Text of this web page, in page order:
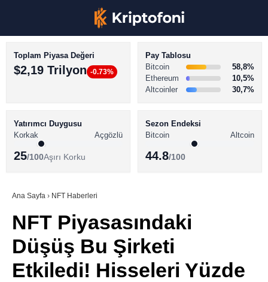
Youtube
BİTCOİN HABERLERİ
ALTCOİN HABERLERİ
SÖZLÜK
Toplam Piyasa Değeri
$2,19 Trilyon -0.73%
Pay Tablosu
Bitcoin
58,8%
Ethereum
10,5%
Altcoinler
30,7%
Yatırımcı Duygusu
Korkak
Açgözlü
25/100Aşırı Korku
Sezon Endeksi
Bitcoin
Altcoin
44.8/100
Ana Sayfa › NFT Haberleri
NFT Piyasasındaki
Düşüş Bu Şirketi
Etkiledi! Hisseleri Yüzde